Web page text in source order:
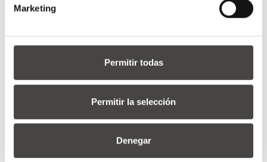
Marketing
Permitir todas
Permitir la selección
Denegar